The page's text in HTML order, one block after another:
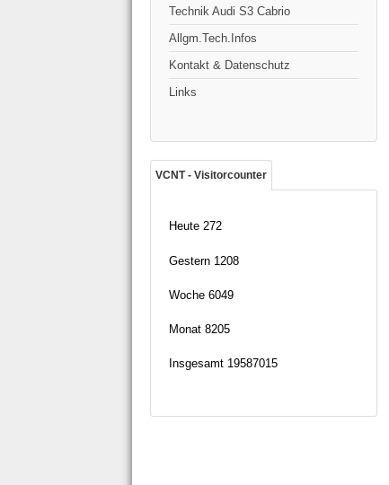
Technik Audi S3 Cabrio
Allgm.Tech.Infos
Kontakt & Datenschutz
Links
VCNT - Visitorcounter
Heute 272
Gestern 1208
Woche 6049
Monat 8205
Insgesamt 19587015